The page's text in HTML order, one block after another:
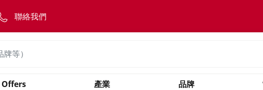
聯絡我們
Offers 產業 品牌